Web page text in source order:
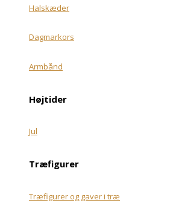
Halskæder
Dagmarkors
Armbånd
Højtider
Jul
Træfigurer
Træfigurer og gaver i træ